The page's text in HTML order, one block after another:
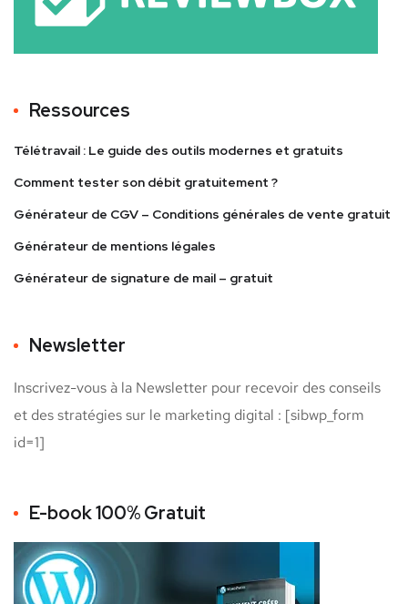
Ressources
Télétravail : Le guide des outils modernes et gratuits
Comment tester son débit gratuitement ?
Générateur de CGV – Conditions générales de vente gratuit
Générateur de mentions légales
Générateur de signature de mail – gratuit
Newsletter
Inscrivez-vous à la Newsletter pour recevoir des conseils
et des stratégies sur le marketing digital : [sibwp_form
id=1]
E-book 100% Gratuit